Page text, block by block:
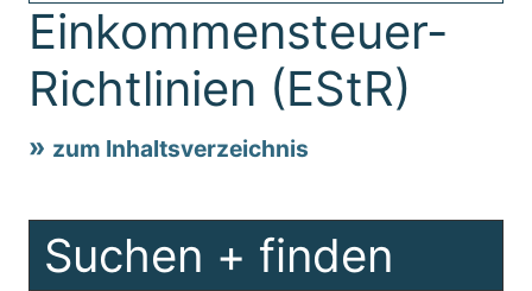
Einkommensteuer-
Richtlinien (EStR)
zum Inhaltsverzeichnis
Suchen + finden